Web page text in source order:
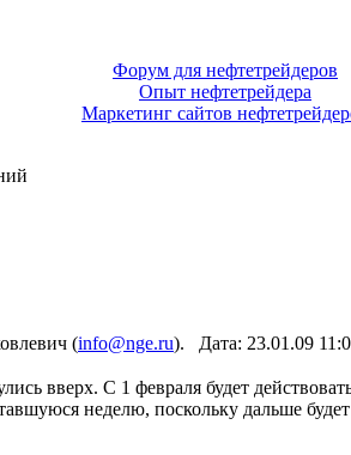
Форум для нефтетрейдеров
Опыт нефтетрейдера
Маркетинг сайтов
(info@nge.ru). Дата: 23.01.09
вверх. С 1 февраля будет
неделю, поскольку дальше